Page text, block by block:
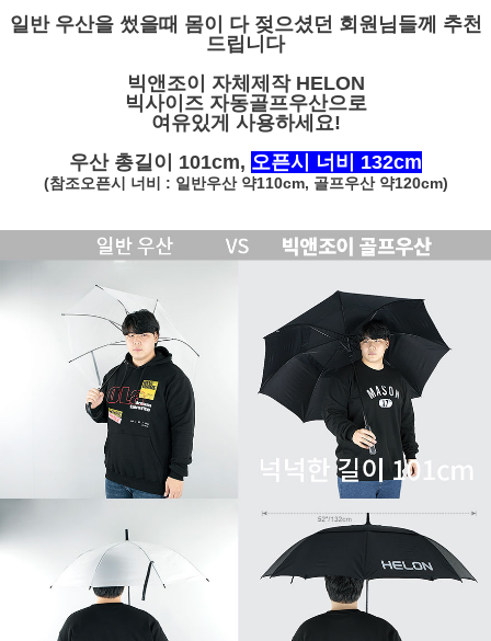
페이코 ID로 페
일반 우산을 썼을때 몸이 다 젖으셨던 회원님들께 추천
드립니다
빅앤조이 자체제작 HELON
빅사이즈 자동골프우산으로
여유있게 사용하세요!
우산 총길이 101cm, 오픈시 너비 132cm
(참조오픈시 너비 : 일반우산 약110cm, 골프우산 약120cm)